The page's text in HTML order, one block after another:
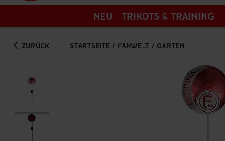
NEU TRIKOTS & TRAINING
ZURÜCK STARTSEITE / FANWELT / GARTEN